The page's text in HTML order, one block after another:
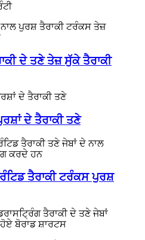
ਦੇ ਤਣੇ ਤੇਜ਼ ਸੁੱਕੇ ਤੈਰਾਕੀ
ਦੇ ਤੈਰਾਕੀ ਤਣੇ
ਤੈਰਾਕੀ ਟਰੰਕਸ ਪੁਰਸ਼